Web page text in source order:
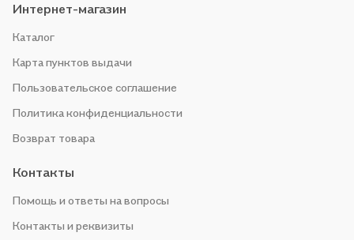
Интернет-магазин
Каталог
Карта пунктов выдачи
Пользовательское соглашение
Политика конфиденциальности
Возврат товара
Контакты
Помощь и ответы на вопросы
Контакты и реквизиты